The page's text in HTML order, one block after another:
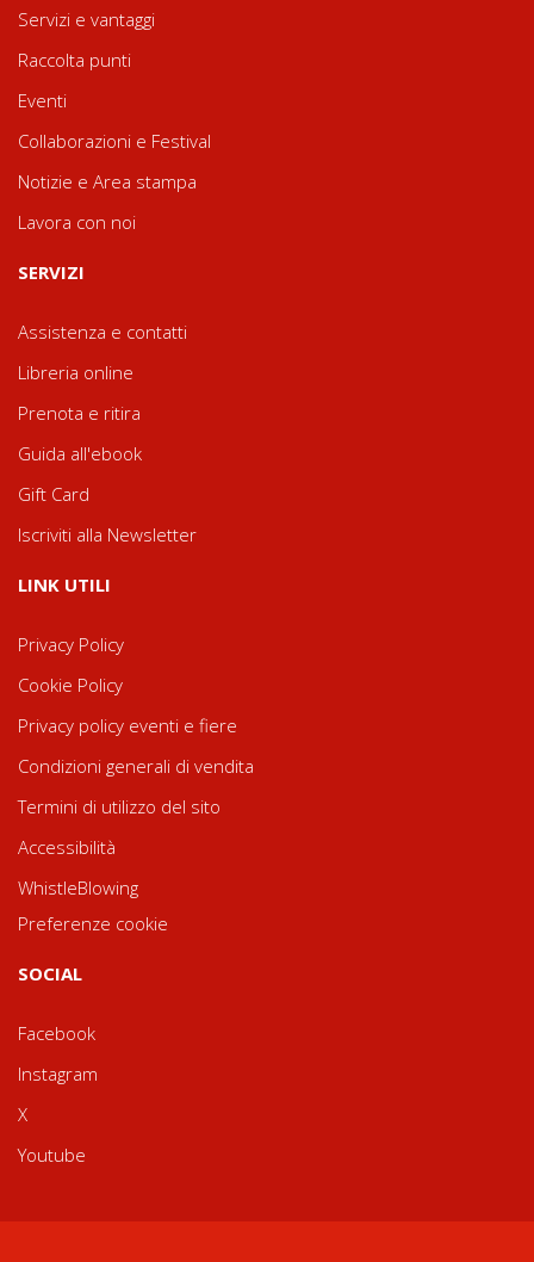
Servizi e vantaggi
Raccolta punti
Eventi
Collaborazioni e Festival
Notizie e Area stampa
Lavora con noi
SERVIZI
Assistenza e contatti
Libreria online
Prenota e ritira
Guida all'ebook
Gift Card
Iscriviti alla Newsletter
LINK UTILI
Privacy Policy
Cookie Policy
Privacy policy eventi e fiere
Condizioni generali di vendita
Termini di utilizzo del sito
Accessibilità
WhistleBlowing
Preferenze cookie
SOCIAL
Facebook
Instagram
X
Youtube